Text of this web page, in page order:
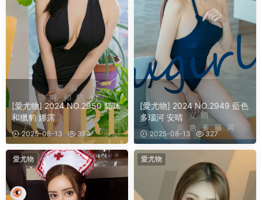
[愛尤物] 2024 NO.2950 貓咪
和獵豹 娜露
2025-08-13 354
[愛尤物] 2024 NO.2949 藍色
多瑙河 安晴
2025-08-13 327
愛尤物 愛尤物